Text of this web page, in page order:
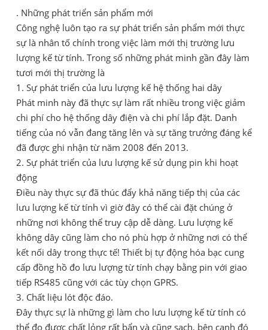
. Những phát triển sản phẩm mới
Công nghệ luôn tạo ra sự phát triển sản phẩm mới thực
sự là nhân tố chính trong việc làm mới thị trường lưu
lượng kế từ tính. Trong số những phát minh gần đây làm
tươi mới thị trường là
1. Sự phát triển của lưu lượng kế hệ thống hai dây
Phát minh này đã thực sự làm rất nhiều trong việc giảm
chi phí cho hệ thống dây điện và chi phí lắp đặt. Danh
tiếng của nó vẫn đang tăng lên và sự tăng trưởng đáng kể
đã được ghi nhận từ năm 2008 đến 2013.
2. Sự phát triển của lưu lượng kế sử dụng pin khi hoạt
động
Điều này thực sự đã thúc đẩy khả năng tiếp thị của các
lưu lượng kế từ tính vì giờ đây có thể cài đặt chúng ở
những nơi không thể truy cập dễ dàng. Lưu lượng kế
không dây cũng làm cho nó phù hợp ở những nơi có thể
kết nối dây trong thực tế! Thiết bị tự động hóa bạc cung
cấp đồng hồ đo lưu lượng từ tính chạy bằng pin với giao
tiếp RS485 cũng với các tùy chọn GPRS.
3. Chất liệu lót độc đáo.
Đây thực sự là những gì làm cho lưu lượng kế từ tính có
thể đo được chất lỏng rất bẩn và cũng sạch, bên cạnh đó